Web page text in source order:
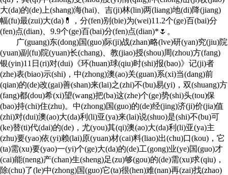
大(da)的(de)上(shang)海(hai)、吉(ji)林(lin)两(liang)地(di)降(jiang)
幅(fu)最(zui)大(da)💊，分(fen)别(bie)为(wei)11.2个(ge)百(bai)分
(fen)点(dian)、9.9个(ge)百(bai)分(fen)点(dian)*🌷。
广(guang)东(dong)国(guo)际(ji)战(zhan)略(lve)研(yan)究(jiu)院
(yuan)副(fu)院(yuan)长(chang)、教(jiao)授(shou)周(zhou)方(fang)
银(yin)11日(ri)对(dui)《环(huan)球(qiu)时(shi)报(bao)》记(ji)者
(zhe)表(biao)示(shi)，中(zhong)澳(ao)关(guan)系(xi)当(dang)前
(qian)的(de)改(gai)善(shan)来(lai)之(zhi)不(bu)易(yi)，双(shuang)方
(fang)都(dou)希(xi)望(wang)把(ba)这(zhe)个(ge)势(shi)头(tou)保
(bao)持(chi)住(zhu)。中(zhong)国(guo)的(de)经(jing)济(ji)价(jia)值
(zhi)对(dui)澳(ao)大(da)利(li)亚(ya)来(lai)说(shuo)是(shi)不(bu)可
(ke)替(ti)代(dai)的(de)，尤(you)其(qi)澳(ao)大(da)利(li)亚(ya)主
(zhu)要(yao)依(yi)赖(lai)原(yuan)材(cai)料(liao)出(chu)口(kou)，它
(ta)需(xu)要(yao)一(yi)个(ge)大(da)的(de)工(gong)业(ye)国(guo)才
(cai)能(neng)产(chan)生(sheng)足(zu)够(gou)的(de)需(xu)求(qiu)，
除(chu)了(le)中(zhong)国(guo)它(ta)很(hen)难(nan)再(zai)找(zhao)